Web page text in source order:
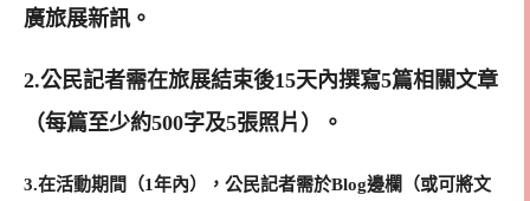
廣旅展新訊。
2.公民記者需在旅展結束後15天內撰寫5篇相關文章
（每篇至少約500字及5張照片）。
3.在活動期間（1年內），公民記者需於Blog邊欄（或可將文